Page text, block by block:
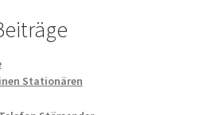
Stationären